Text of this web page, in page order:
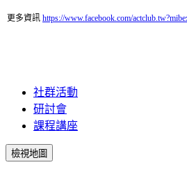
更多資訊 https://www.facebook.com/
社群活動
研討會
課程講座
檢視地圖